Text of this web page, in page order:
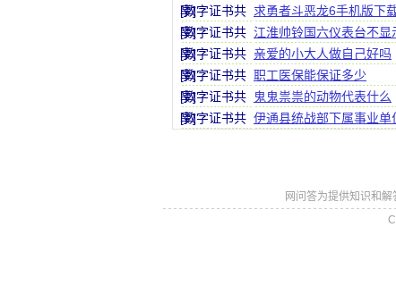
享]
[数字证书共
享]
求勇者斗恶龙6手机版下
[数字证书共
享]
江淮帅铃国六仪表台不
[数字证书共
享]
亲爱的小大人做自己好吗
[数字证书共
享]
职工医保能保证多少
[数字证书共
享]
鬼鬼祟祟的动物代表什么
[数字证书共 伊通县统战部下属事业单
网问答为提供知识和